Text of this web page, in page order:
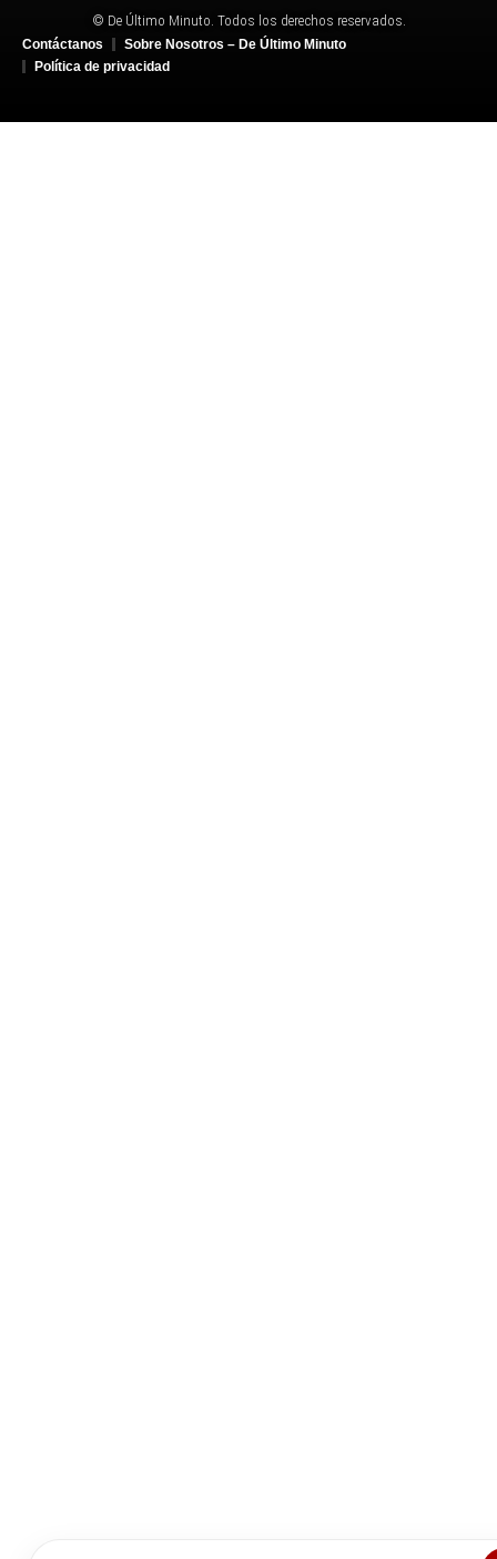
© De Último Minuto. Todos los derechos reservados.
Contáctanos
Sobre Nosotros – De Último Minuto
Política de privacidad